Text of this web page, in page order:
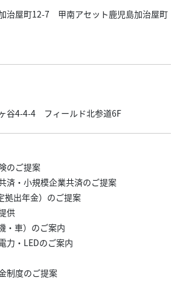
治屋町12-7 甲南アセット鹿児島加治屋町
谷4-4-4 フィールド北参道6F
のご提案
済・小規模企業共済のご提案
拠出年金）のご提案
供
・車）のご案内
力・LEDのご案内
制度のご提案